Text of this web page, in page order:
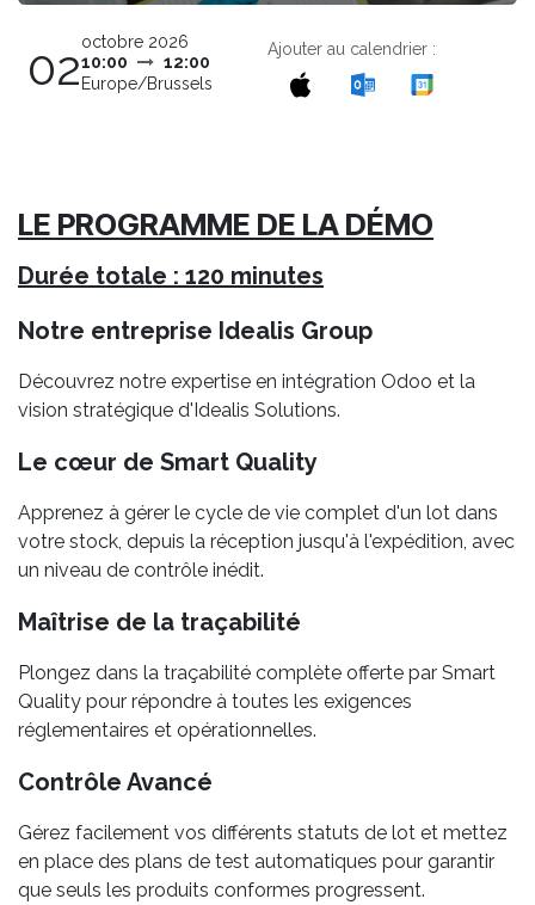
02octobre 2026
10:00
12:00
Europe/Brussels
Ajouter au calendrier :
LE PROGRAMME DE LA DÉMO
Durée totale : 120 minutes
Notre entreprise Idealis Group
Découvrez notre expertise en intégration Odoo et la
vision stratégique d'Idealis Solutions.
Le cœur de Smart Quality
Apprenez à gérer le cycle de vie complet d'un lot dans
votre stock, depuis la réception jusqu'à l'expédition, avec
un niveau de contrôle inédit.
Maîtrise de la traçabilité
Plongez dans la traçabilité complète offerte par Smart
Quality pour répondre à toutes les exigences
réglementaires et opérationnelles.
Contrôle Avancé
Gérez facilement vos différents statuts de lot et mettez
en place des plans de test automatiques pour garantir
que seuls les produits conformes progressent.